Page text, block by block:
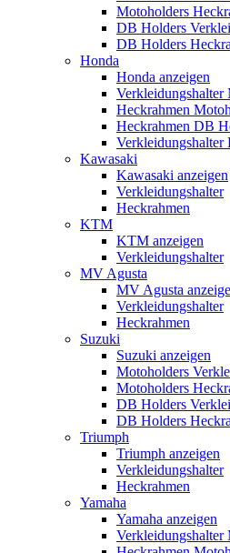
Motoholders
DB Holders
DB Holders
Honda
Honda anzeigen
Verkleidungshalter
Heckrahmen
Heckrahmen DB
Verkleidungshalter
Kawasaki
Kawasaki anzeigen
Verkleidungshalter
Heckrahmen
KTM
KTM anzeigen
Verkleidungshalter
MV Agusta
MV Agusta
Verkleidungshalter
Heckrahmen
Suzuki
Suzuki anzeigen
Motoholders
Motoholders
DB Holders
DB Holders
Triumph
Triumph anzeigen
Verkleidungshalter
Heckrahmen
Yamaha
Yamaha anzeigen
Verkleidungshalter